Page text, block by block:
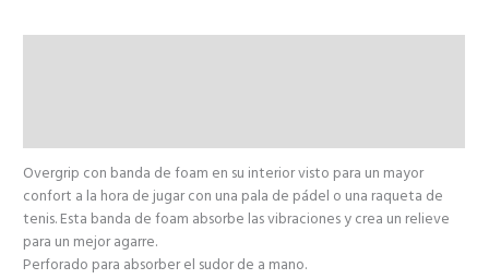
Overgrip con banda de foam en su interior visto para un mayor
confort a la hora de jugar con una pala de pádel o una raqueta de
tenis. Esta banda de foam absorbe las vibraciones y crea un relieve
para un mejor agarre.
Perforado para absorber el sudor de a mano.